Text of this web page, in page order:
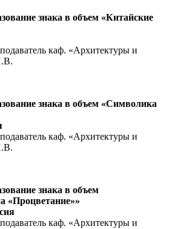
знака в объем «Китайские
каф. «Архитектуры и
знака в объем «Символика
каф. «Архитектуры и
знака в объем
«Процветание»»
каф. «Архитектуры и